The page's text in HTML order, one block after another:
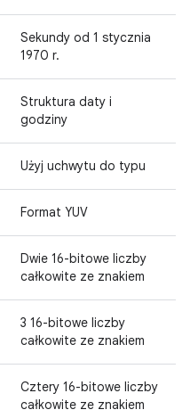
Sekundy od 1 stycznia
1970 r.
Struktura daty i
godziny
Użyj uchwytu do typu
Format YUV
Dwie 16-bitowe liczby
całkowite ze znakiem
3 16-bitowe liczby
całkowite ze znakiem
Cztery 16-bitowe liczby
całkowite ze znakiem